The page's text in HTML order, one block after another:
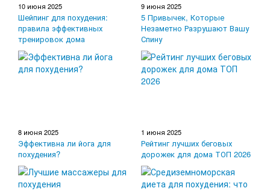
10 июня 2025
Шейпинг для похудения:
правила эффективных
тренировок дома
9 июня 2025
5 Привычек, Которые
Незаметно Разрушают Вашу
Спину
8 июня 2025
Эффективна ли йога для
похудения?
1 июня 2025
Рейтинг лучших беговых
дорожек для дома ТОП 2026